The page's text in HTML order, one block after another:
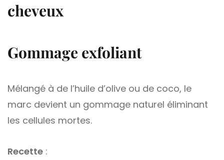
cheveux
Gommage exfoliant
Mélangé à de l’huile d’olive ou de coco, le
marc devient un gommage naturel éliminant
les cellules mortes.
Recette :